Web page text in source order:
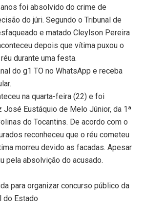
foi absolvido do crime de
do júri. Segundo o Tribunal de
e matado Cleylson Pereira
depois que vítima puxou o
durante uma festa.
do g1 TO no WhatsApp e receba
na quarta-feira (22) e foi
Eustáquio de Melo Júnior, da 1ª
do Tocantins. De acordo com o
reconheceu que o réu cometeu
morreu devido as facadas. Apesar
pela absolvição do acusado.
para organizar concurso público da
do Estado